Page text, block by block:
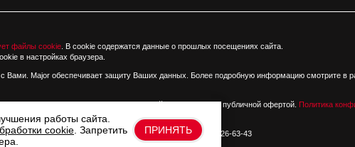
работы сайта.
cookie . Запретить
ПРИНЯТЬ
файлы cookie . В cookie содержатся данные о прошлых посещениях сайта.
в настройках браузера.
Вами. Major обеспечивает защиту Ваших данных. Более подробную информацию смотрите в
материалы и цены, размещенные на сайте, не являются публичной офертой. Политика
тел. +7 (495) 126-96-16 | М-9 Балтия, вл24 тел. +7 (495) 126-63-43
сайта